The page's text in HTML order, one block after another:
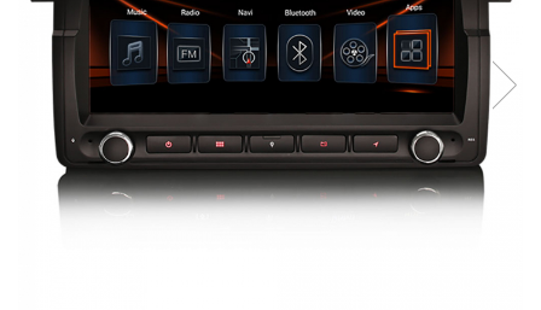
MERCEDES
NISSAN
NISSAN
OPEL / VAUXHALL